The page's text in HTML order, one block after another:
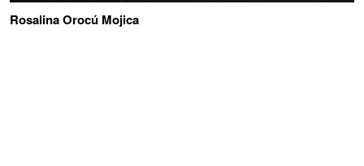
Rosalina Orocú Mojica